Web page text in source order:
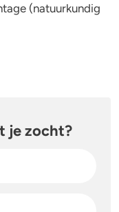
(natuurkundig
je zocht?